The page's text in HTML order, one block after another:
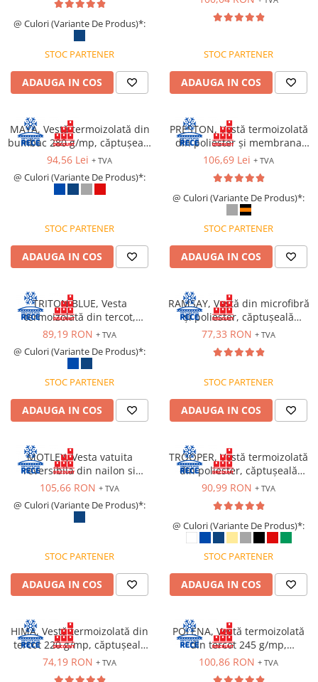
Costume | Combinezoane
Impermeabile
Pantaloni Impermeabili
Pelerine | Jachete Impermeabile
Imbracaminte TERMOIZOLANTĂ
Jachete Termoizolante
Pantaloni Termoizolanti
Costume | Combinezoane
Termoizolante
Veste Termoizolante
Pantaloni si salopete reflectorizante
(HI-VIS)
Costume reflectorizante (HI-VIS)
Combinezoane Reflectorizante (HI-
VIS)
Veste reflectorizante (HI-VIS)
Tricouri si bluze reflectorizante (HI-
reflectorizante (HI-VIS)
Accesorii reflectorizante (HI-VIS)
Îmbrăcăminte ANTICHIMICĂ |
MULTIRISC
Costume | Combinezoane
Antichimice | Multirisc
Halate | Sorturi Antichimice |
Multirisc
Pantaloni Antichimici | Multirisc
Îmbrăcăminte IGNIFUGĂ (ANTI-
Jambiere Ignifuge
Cagule | Capisoane Ignifuge
Costume | Combinezoane Ignifuge
@ Culori (Variante De Produs)*:
STOC PARTENER
ADAUGA IN COS
STOC PARTENER
ADAUGA IN COS
MAYA, Vestă termoizolată din
bumbac 280 g/mp, căptușeală
termică 300 g/mp
94,56 Lei + TVA
@ Culori (Variante De Produs)*:
STOC PARTENER
ADAUGA IN COS
PRESTON, Vestă termoizolată
din poliester și membrana
PVC, căptușeală termică 280
106,69 Lei + TVA
@ Culori (Variante De Produs)*:
STOC PARTENER
ADAUGA IN COS
TRITON BLUE, Vesta
termoizolată din tercot,
căptușeală termică
89,19 RON + TVA
@ Culori (Variante De Produs)*:
STOC PARTENER
ADAUGA IN COS
RAMSAY, Vestă din microfibră
și poliester, căptușeală
termică 300 g/mp
77,33 RON + TVA
STOC PARTENER
ADAUGA IN COS
MOTLEY, Vesta vatuita
reversibila din nailon si
membrana PU
105,66 RON + TVA
@ Culori (Variante De Produs)*:
STOC PARTENER
ADAUGA IN COS
TROOPER, Vestă termoizolată
din poliester, căptușeală
termică 200 g/mp
90,99 RON + TVA
@ Culori (Variante De Produs)*:
STOC PARTENER
ADAUGA IN COS
HIMA, Vestă termoizolată din
tercot 220 g/mp, căptușeală
termică
74,19 RON + TVA
POLENA, Vestă termoizolată
din tercot 245 g/mp,
căptușeală termică 190 g/mp
100,86 RON + TVA